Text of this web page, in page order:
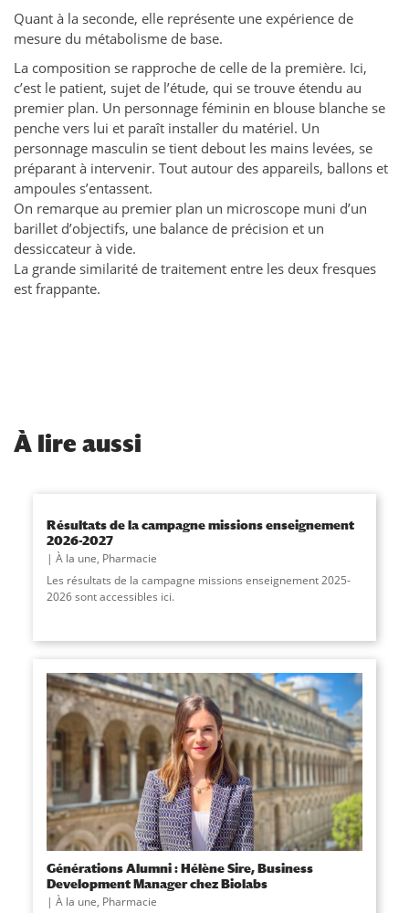
Quant à la seconde, elle représente une expérience de
mesure du métabolisme de base.
La composition se rapproche de celle de la première. Ici,
c’est le patient, sujet de l’étude, qui se trouve étendu au
premier plan. Un personnage féminin en blouse blanche se
penche vers lui et paraît installer du matériel. Un
personnage masculin se tient debout les mains levées, se
préparant à intervenir. Tout autour des appareils, ballons et
ampoules s’entassent.
On remarque au premier plan un microscope muni d’un
barillet d’objectifs, une balance de précision et un
dessiccateur à vide.
La grande similarité de traitement entre les deux fresques
est frappante.
À lire aussi
Résultats de la campagne missions enseignement
2026-2027
À la une, Pharmacie
Les résultats de la campagne missions enseignement 2025-
2026 sont accessibles ici.
Générations Alumni : Hélène Sire, Business
Development Manager chez Biolabs
À la une, Pharmacie